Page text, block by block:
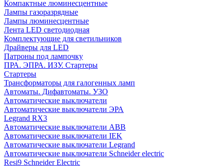
Компактные люминесцентные
Лампы газоразрядные
Лампы люминесцентные
Лента LED светодиодная
Комплектующие для светильников
Драйверы для LED
Патроны под лампочку
ПРА. ЭПРА. ИЗУ. Стартеры
Стартеры
Трансформаторы для галогенных ламп
Автоматы. Дифавтоматы. УЗО
Автоматические выключатели
Автоматические выключатели ЭРА
Legrand RX3
Автоматические выключатели ABB
Автоматические выключатели IEK
Автоматические выключатели Legrand
Автоматические выключатели Schneider electric
Resi9 Schneider Electric